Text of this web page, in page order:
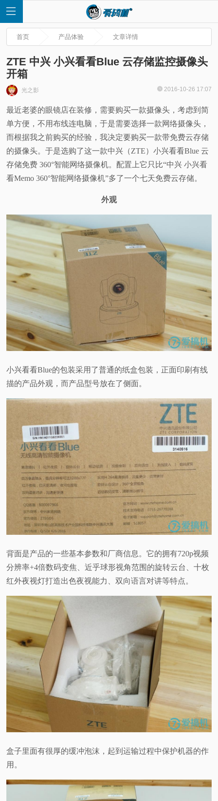
首
页
快
讯
视
频
科
体
专
首页 产品体验 文章详情
ZTE 中兴 小兴看看Blue 云存储监控摄像头
开箱
光之影 2016-10-26 17:07
最近老婆的眼镜店在装修，需要购买一款摄像头，考虑到简
单方便，不用布线连电脑，于是需要选择一款网络摄像头，
而根据我之前购买的经验，我决定要购买一款带免费云存储
的摄像头。于是选购了这一款中兴（ZTE）小兴看看Blue 云
存储免费 360°智能网络摄像机。配置上它只比“中兴 小兴看
看Memo 360°智能网络摄像机”多了一个七天免费云存储。
外观
小兴看看Blue的包装采用了普通的纸盒包装，正面印刷有线
描的产品外观，而产品型号放在了侧面。
背面是产品的一些基本参数和厂商信息。它的拥有720p视频
分辨率+4倍数码变焦、近乎球形视角范围的旋转云台、十枚
红外夜视灯打造出色夜视能力、双向语言对讲等特点。
盒子里面有很厚的缓冲泡沫，起到运输过程中保护机器的作
用。